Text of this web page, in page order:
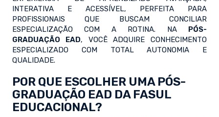
INTERATIVA E ACESSÍVEL, PERFEITA PARA
PROFISSIONAIS QUE BUSCAM CONCILIAR
ESPECIALIZAÇÃO COM A ROTINA. NA PÓS-
GRADUAÇÃO EAD, VOCÊ ADQUIRE CONHECIMENTO
ESPECIALIZADO COM TOTAL AUTONOMIA E
QUALIDADE.
POR QUE ESCOLHER UMA PÓS-
GRADUAÇÃO EAD DA FASUL
EDUCACIONAL?